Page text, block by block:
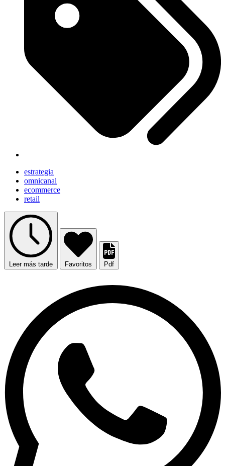
estrategia
omnicanal
ecommerce
retail
Leer más tarde Favoritos Pdf